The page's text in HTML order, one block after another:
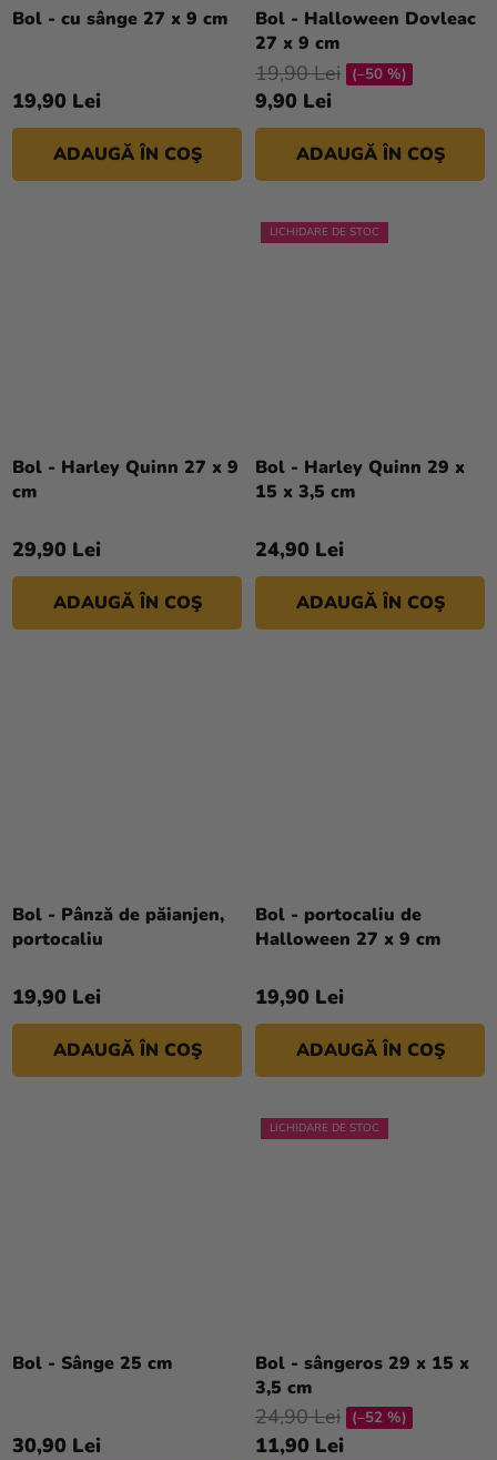
Bol - cu sânge 27 x 9 cm
19,90 Lei
ADAUGĂ ÎN COŞ
Bol - Halloween Dovleac
27 x 9 cm
9,90 Lei
19,90 Lei (–50 %)
ADAUGĂ ÎN COŞ
Bol - Harley Quinn 27 x 9
cm
29,90 Lei
ADAUGĂ ÎN COŞ
LICHIDARE DE STOC
Bol - Harley Quinn 29 x
15 x 3,5 cm
24,90 Lei
ADAUGĂ ÎN COŞ
Bol - Pânză de păianjen,
portocaliu
19,90 Lei
ADAUGĂ ÎN COŞ
Bol - portocaliu de
Halloween 27 x 9 cm
19,90 Lei
ADAUGĂ ÎN COŞ
Bol - Sânge 25 cm
30,90 Lei
LICHIDARE DE STOC
Bol - sângeros 29 x 15 x
3,5 cm
11,90 Lei
24,90 Lei (–52 %)